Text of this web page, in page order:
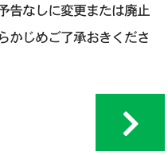
告なしに変更または廃止
かじめご了承おきくださ